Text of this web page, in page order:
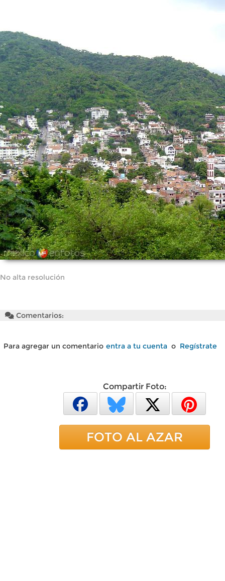
No alta resolución
Comentarios:
Para agregar un comentario entra a tu cuenta o Regístrate
Compartir Foto:
FOTO AL AZAR